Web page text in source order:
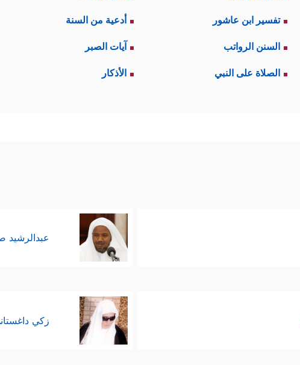
تفسير ابن عاشور أدعية من السنة
السنن الرواتب آيات الصبر
الصلاة على النبي الأذكار
عبدالرشيد
زكي